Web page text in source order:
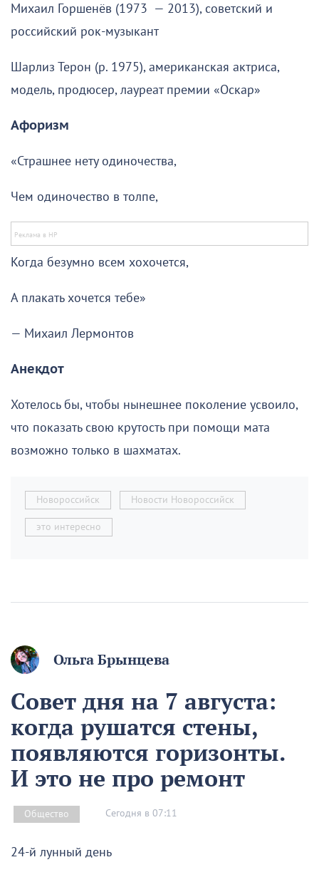
Михаил Горшенёв (1973 — 2013), советский и
российский рок-музыкант
Шарлиз Терон (р. 1975), американская актриса,
модель, продюсер, лауреат премии «Оскар»
Афоризм
«Страшнее нету одиночества,
Чем одиночество в толпе,
Когда безумно всем хохочется,
А плакать хочется тебе»
— Михаил Лермонтов
Анекдот
Хотелось бы, чтобы нынешнее поколение усвоило,
что показать свою крутость при помощи мата
возможно только в шахматах.
Новороссийск Новости Новороссийск
это интересно
Ольга Брынцева
Совет дня на 7 августа:
когда рушатся стены,
появляются горизонты.
И это не про ремонт
Общество Сегодня в 07:11
24-й лунный день